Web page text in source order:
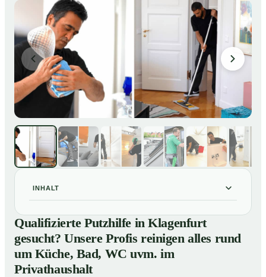
INHALT
01Qualifizierte Putzhilfe in Klagenfurt gesucht? Unsere
Profis reinigen alles rund um Küche, Bad, WC uvm. im
Privathaushalt
02So einfach buchen Sie eine Putzhilfe in Klagenfurt
Qualifizierte Putzhilfe in Klagenfurt
gesucht? Unsere Profis reinigen alles rund
um Küche, Bad, WC uvm. im
Privathaushalt